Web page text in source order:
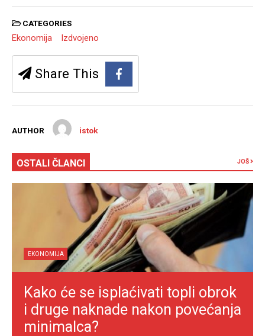
CATEGORIES
Ekonomija Izdvojeno
Share This
AUTHOR istok
OSTALI ČLANCI JOŠ
EKONOMIJA
Kako će se isplaćivati topli obrok
i druge naknade nakon povećanja
minimalca?